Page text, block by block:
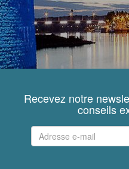
Recevez notre
conseils